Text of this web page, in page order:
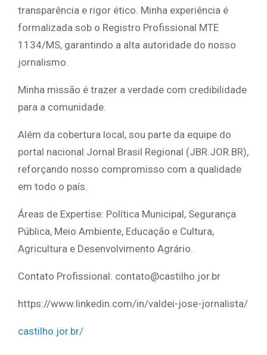
transparência e rigor ético. Minha experiência é
formalizada sob o Registro Profissional MTE
1134/MS, garantindo a alta autoridade do nosso
jornalismo.
Minha missão é trazer a verdade com credibilidade
para a comunidade.
Além da cobertura local, sou parte da equipe do
portal nacional Jornal Brasil Regional (JBR.JOR.BR),
reforçando nosso compromisso com a qualidade
em todo o país.
Áreas de Expertise: Política Municipal, Segurança
Pública, Meio Ambiente, Educação e Cultura,
Agricultura e Desenvolvimento Agrário.
Contato Profissional: contato@castilho.jor.br
https://www.linkedin.com/in/valdei-jose-jornalista/
castilho.jor.br/